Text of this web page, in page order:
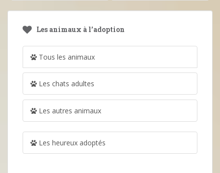
Les animaux à l’adoption
Tous les animaux
Les chats adultes
Les autres animaux
Les heureux adoptés